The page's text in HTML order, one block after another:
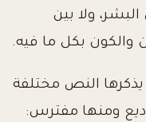
ولا بين
والكون بكل ما فيه.
يذكرها النص مختلفة
ومنها مفترس: